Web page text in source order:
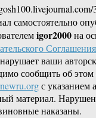
самостоятельно
igor2000на
Соглашения
ваши
сообщить об
с указанием
материал.
наказаны.